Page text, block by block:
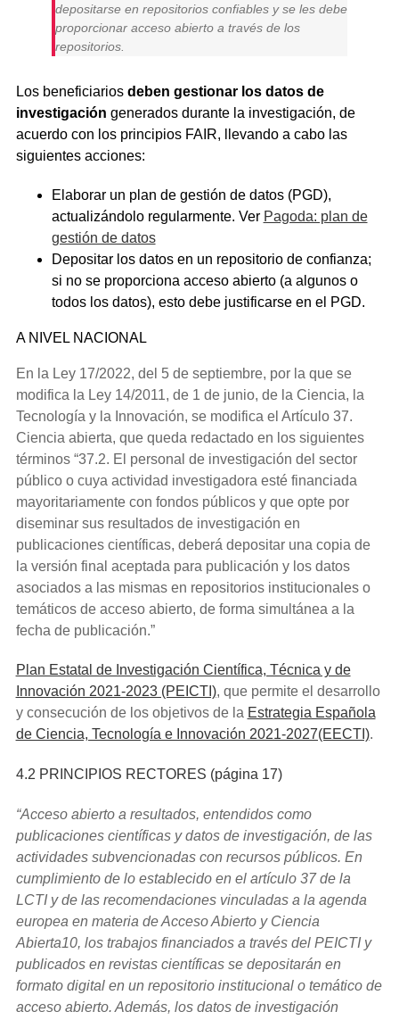
depositarse en repositorios confiables y se les debe
proporcionar acceso abierto a través de los
repositorios.
Los beneficiarios deben gestionar los datos de
investigación generados durante la investigación, de
acuerdo con los principios FAIR, llevando a cabo las
siguientes acciones:
Elaborar un plan de gestión de datos (PGD),
actualizándolo regularmente. Ver Pagoda: plan de
gestión de datos
Depositar los datos en un repositorio de confianza;
si no se proporciona acceso abierto (a algunos o
todos los datos), esto debe justificarse en el PGD.
A NIVEL NACIONAL
En la Ley 17/2022, del 5 de septiembre, por la que se
modifica la Ley 14/2011, de 1 de junio, de la Ciencia, la
Tecnología y la Innovación, se modifica el Artículo 37.
Ciencia abierta, que queda redactado en los siguientes
términos “37.2. El personal de investigación del sector
público o cuya actividad investigadora esté financiada
mayoritariamente con fondos públicos y que opte por
diseminar sus resultados de investigación en
publicaciones científicas, deberá depositar una copia de
la versión final aceptada para publicación y los datos
asociados a las mismas en repositorios institucionales o
temáticos de acceso abierto, de forma simultánea a la
fecha de publicación.”
Plan Estatal de Investigación Científica, Técnica y de
Innovación 2021-2023 (PEICTI), que permite el desarrollo
y consecución de los objetivos de la Estrategia Española
de Ciencia, Tecnología e Innovación 2021-2027(EECTI).
4.2 PRINCIPIOS RECTORES (página 17)
“Acceso abierto a resultados, entendidos como
publicaciones científicas y datos de investigación, de las
actividades subvencionadas con recursos públicos. En
cumplimiento de lo establecido en el artículo 37 de la
LCTI y de las recomendaciones vinculadas a la agenda
europea en materia de Acceso Abierto y Ciencia
Abierta10, los trabajos financiados a través del PEICTI y
publicados en revistas científicas se depositarán en
formato digital en un repositorio institucional o temático de
acceso abierto. Además, los datos de investigación